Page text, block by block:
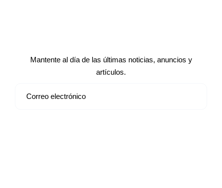
Mantente al día de las últimas noticias, anuncios y
artículos.